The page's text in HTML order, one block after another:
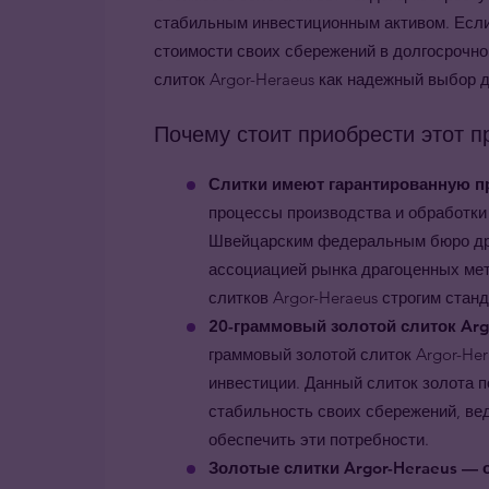
стабильным инвестиционным активом.
стоимости своих сбережений в
слиток Argor-Heraeus как надежный выбор
Почему стоит приобрести этот
Слитки имеют гарантированную
процессы производства и
Швейцарским федеральным бюро
ассоциацией рынка драгоценных
слитков Argor-Heraeus строгим
20-граммовый золотой слиток
граммовый золотой слиток Argor-
инвестиции. Данный слиток золота
стабильность своих сбережений,
обеспечить эти потребности.
Золотые слитки Argor-Heraeus —